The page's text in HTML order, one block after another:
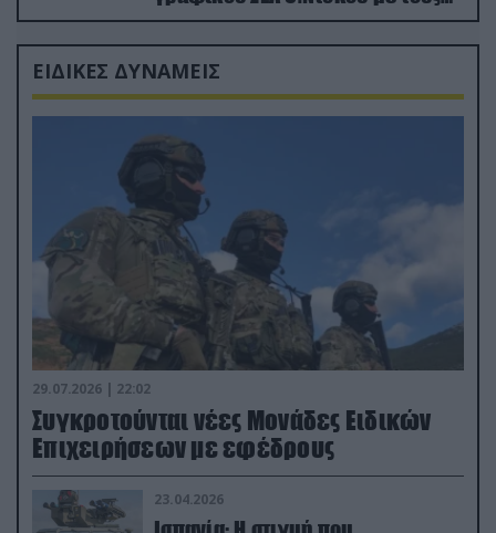
Ρώσους φαρσέρ
ΕΙΔΙΚΕΣ ΔΥΝΑΜΕΙΣ
29.07.2026 | 22:02
Συγκροτούνται νέες Μονάδες Ειδικών
Επιχειρήσεων με εφέδρους
23.04.2026